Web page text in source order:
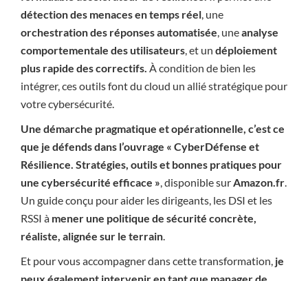
détection des menaces en temps réel, une
orchestration des réponses automatisée, uneanalyse
comportementale des utilisateurs, et un déploiement
plus rapide des correctifs. À condition de bien les
intégrer, ces outils font du cloud un allié stratégique pour
votre cybersécurité.
Une démarche pragmatique et opérationnelle, c’est ce
que je défends dans l’ouvrage « CyberDéfense et
Résilience. Stratégies, outils et bonnes pratiques pour
une cybersécurité efficace », disponible surAmazon.fr.
Un guide conçu pour aider les dirigeants, les DSI et les
RSSI à mener une politique de sécurité concrète,
réaliste, alignée sur le terrain.
Et pour vous accompagner dans cette transformation, je